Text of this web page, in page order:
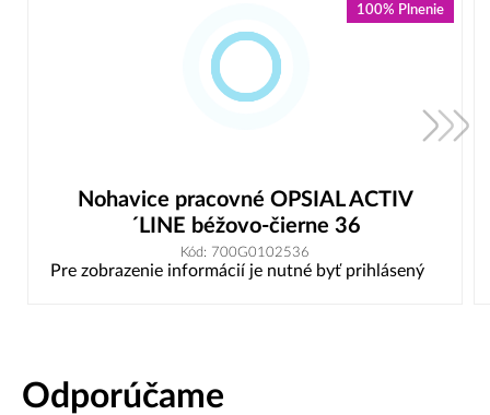
100% Plnenie
Nohavice pracovné OPSIAL ACTIV
´LINE béžovo-čierne 36
Kód: 700G0102536
Pre zobrazenie informácií je nutné byť prihlásený
Odporúčame